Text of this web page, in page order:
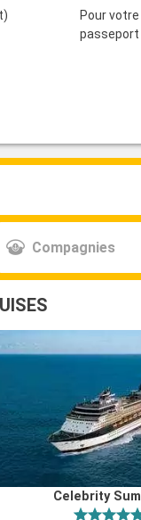
Pour
passeport
Compagnies
Celebrity